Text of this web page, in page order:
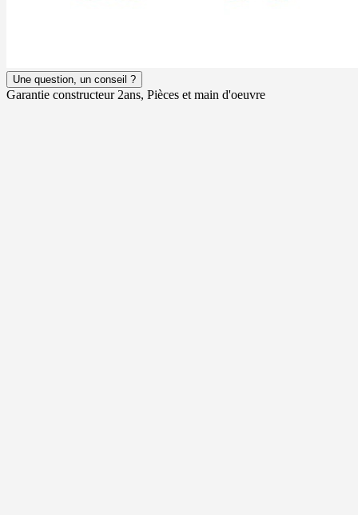
Une question, un conseil ?
Garantie constructeur 2ans, Pièces et main d'oeuvre